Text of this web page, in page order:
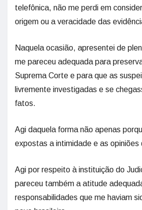
telefônica, não me perdi em
origem ou a veracidade das
Naquela ocasião, apresentei de
me pareceu adequada para
Suprema Corte e para que as
livremente investigadas e se
fatos.
Agi daquela forma não apenas
expostas a intimidade e as opiniões
Agi por respeito à instituição do
pareceu também a atitude
responsabilidades que me haviam